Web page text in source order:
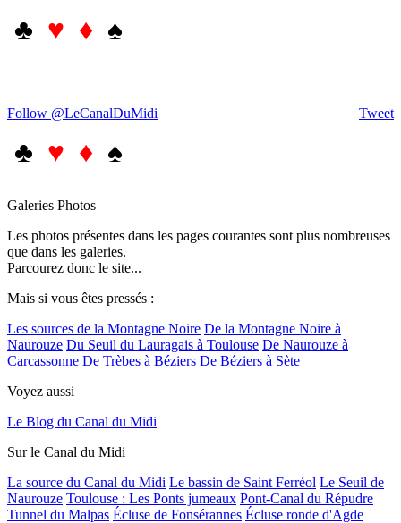
♣ ♥ ♦ ♠
Tweet
Follow @LeCanalDuMidi
♣ ♥ ♦ ♠
Galeries Photos
Les photos présentes dans les pages courantes sont plus nombreuses
que dans les galeries.
Parcourez donc le site...
Mais si vous êtes pressés :
Les sources de la Montagne Noire De la Montagne Noire à
Naurouze Du Seuil du Lauragais à Toulouse De Naurouze à
Carcassonne De Trèbes à Béziers De Béziers à Sète
Voyez aussi
Le Blog du Canal du Midi
Sur le Canal du Midi
La source du Canal du Midi Le bassin de Saint Ferréol Le Seuil de
Naurouze Toulouse : Les Ponts jumeaux Pont-Canal du Répudre
Tunnel du Malpas Écluse de Fonsérannes Écluse ronde d'Agde